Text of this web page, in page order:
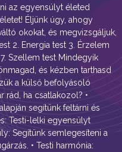
az egyensúlyt életed
Éljünk úgy, ahogy
okokat, és megvizsgáljuk,
2. Energia test 3. Érzelem
Szellem test Mindegyik
és kézben tarthasd
a külső befolyásoló
rád, ha csatlakozol? •
segítünk feltárni és
Testi-lelki egyensúlyt
Segítünk semlegesíteni a
• Testi harmónia: